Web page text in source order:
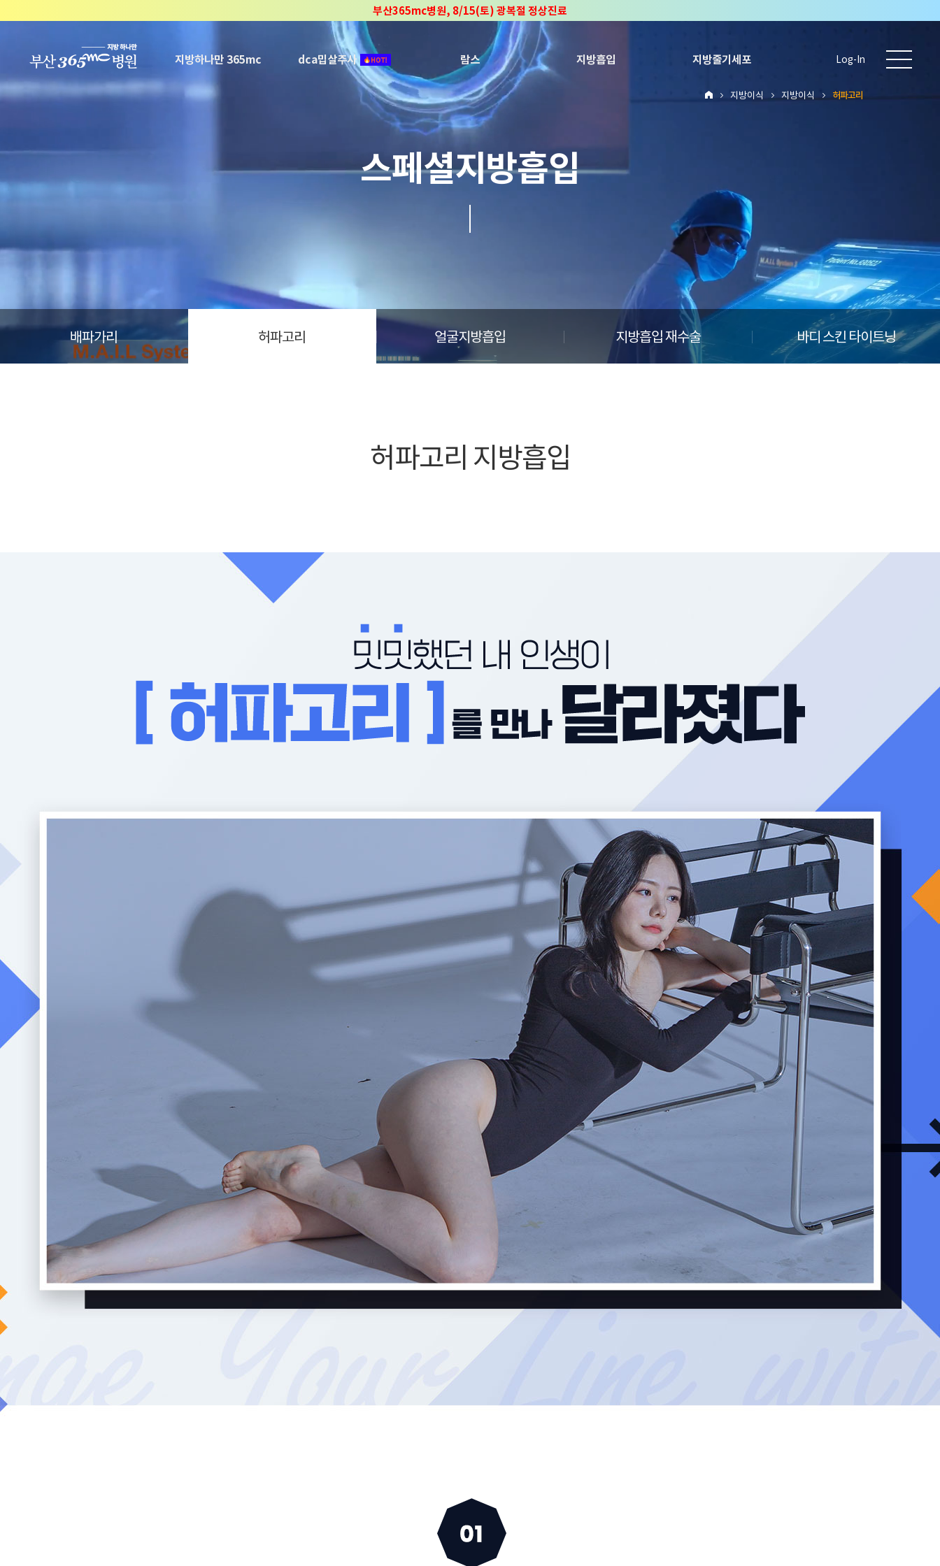
부산365mc병원, 8/15(토) 광복절 정상진료
부산365mc병원, 2년 연속 "Awards 2관왕" 수상
2025 "부산365mc 보건복지부 장관상" 수상!
지방하나만 365mc dca밉살주사 람스 지방흡입 지방줄기세포 Log-In
지방이식 지방이식 허파고리
스페셜지방흡입
배파가리 허파고리 얼굴지방흡입 지방흡입 재수술 바디 스킨 타이트닝
허파고리 지방흡입